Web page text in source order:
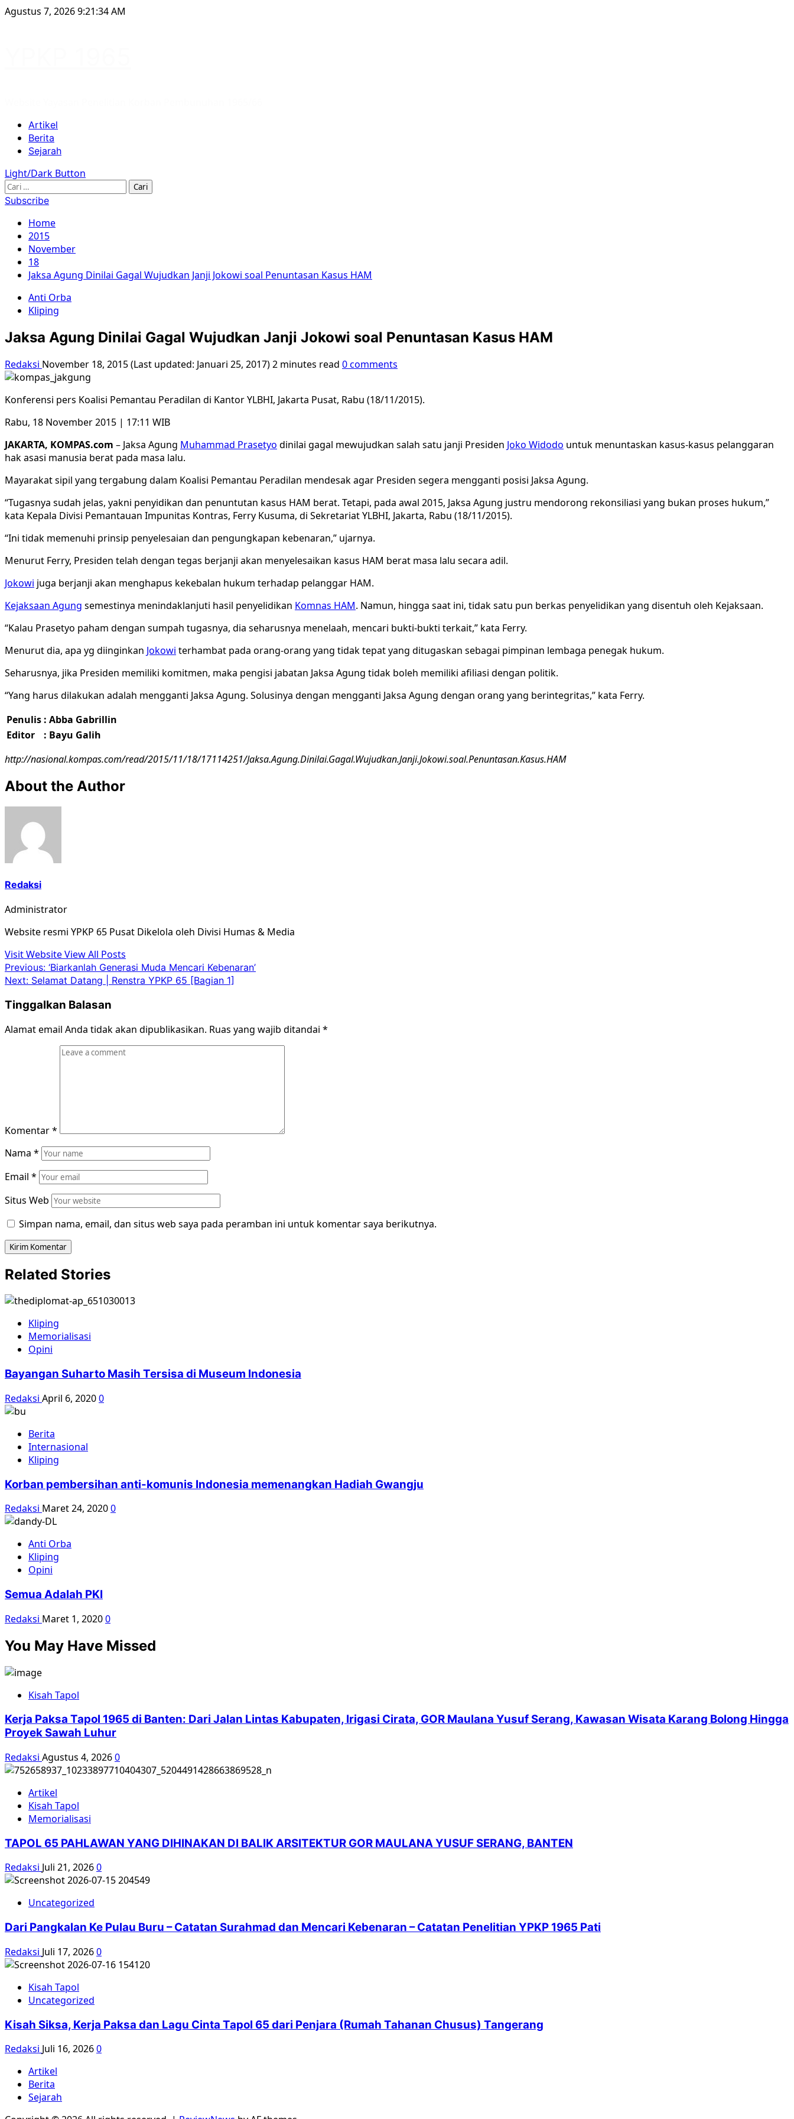
Skip
Agustus 7, 20269:21:35 AM
Primary
Menu
Artikel
Berita
Sejarah
Light/Dark Button
Cari
untuk:
Subscribe
Home
2015
November
18
Jaksa Agung Dinilai Gagal Wujudkan Janji Jokowi soal Penuntasan Kasus HAM
Anti Orba
Kliping
Jaksa Agung Dinilai Gagal Wujudkan Janji Jokowi soal Penuntasan Kasus HAM
Redaksi November 18, 2015 (Last updated: Januari 25, 2017)2 minutes read 0 comments
Konferensi pers Koalisi Pemantau Peradilan di Kantor YLBHI, Jakarta Pusat, Rabu (18/11/2015).
Rabu, 18 November 2015 | 17:11 WIB
JAKARTA, KOMPAS.com – Jaksa Agung Muhammad Prasetyo dinilai gagal mewujudkan salah satu janji Presiden Joko Widodo untuk menuntaskan kasus-kasus pelanggaran
hak asasi manusia berat pada masa lalu.
Mayarakat sipil yang tergabung dalam Koalisi Pemantau Peradilan mendesak agar Presiden segera mengganti posisi Jaksa Agung.
“Tugasnya sudah jelas, yakni penyidikan dan penuntutan kasus HAM berat. Tetapi, pada awal 2015, Jaksa Agung justru mendorong rekonsiliasi yang bukan proses hukum,”
kata Kepala Divisi Pemantauan Impunitas Kontras, Ferry Kusuma, di Sekretariat YLBHI, Jakarta, Rabu (18/11/2015).
“Ini tidak memenuhi prinsip penyelesaian dan pengungkapan kebenaran,” ujarnya.
Menurut Ferry, Presiden telah dengan tegas berjanji akan menyelesaikan kasus HAM berat masa lalu secara adil.
Jokowi juga berjanji akan menghapus kekebalan hukum terhadap pelanggar HAM.
Kejaksaan Agung semestinya menindaklanjuti hasil penyelidikan Komnas HAM. Namun, hingga saat ini, tidak satu pun berkas penyelidikan yang disentuh oleh Kejaksaan.
“Kalau Prasetyo paham dengan sumpah tugasnya, dia seharusnya menelaah, mencari bukti-bukti terkait,” kata Ferry.
Menurut dia, apa yg diinginkan Jokowi terhambat pada orang-orang yang tidak tepat yang ditugaskan sebagai pimpinan lembaga penegak hukum.
Seharusnya, jika Presiden memiliki komitmen, maka pengisi jabatan Jaksa Agung tidak boleh memiliki afiliasi dengan politik.
“Yang harus dilakukan adalah mengganti Jaksa Agung. Solusinya dengan mengganti Jaksa Agung dengan orang yang berintegritas,” kata Ferry.
Penulis : Abba Gabrillin
Editor
: Bayu Galih
http://nasional.kompas.com/read/2015/11/18/17114251/Jaksa.Agung.Dinilai.Gagal.Wujudkan.Janji.Jokowi.soal.Penuntasan.Kasus.HAM
About the Author
Redaksi
Administrator
Website resmi YPKP 65 Pusat Dikelola oleh Divisi Humas & Media
Visit WebsiteView All Posts
Post
navigation
Previous: ‘Biarkanlah Generasi Muda Mencari Kebenaran’
Next: Selamat Datang | Renstra YPKP 65 [Bagian 1]
Tinggalkan Balasan
Alamat email Anda tidak akan dipublikasikan. Ruas yang wajib ditandai *
Komentar*
Nama *
Email *
Situs Web
Simpan nama, email, dan situs web saya pada peramban ini untuk komentar saya berikutnya.
Related Stories
Kliping
Memorialisasi
Opini
Bayangan Suharto Masih Tersisa di Museum Indonesia
Redaksi April 6, 20200
Berita
Internasional
Kliping
Korban pembersihan anti-komunis Indonesia memenangkan Hadiah Gwangju
Redaksi Maret 24, 20200
Anti Orba
Kliping
Opini
Semua Adalah PKI
Redaksi Maret 1, 20200
You May Have Missed
Kisah Tapol
Kerja Paksa Tapol 1965 di Banten: Dari Jalan Lintas Kabupaten, Irigasi Cirata, GOR Maulana Yusuf Serang, Kawasan Wisata Karang Bolong Hingga
Proyek Sawah Luhur
Redaksi Agustus 4, 20260
Artikel
Kisah Tapol
Memorialisasi
TAPOL 65 PAHLAWAN YANG DIHINAKAN DI BALIK ARSITEKTUR GOR MAULANA YUSUF SERANG, BANTEN
Redaksi Juli 21, 20260
Uncategorized
Dari Pangkalan Ke Pulau Buru – Catatan Surahmad dan Mencari Kebenaran – Catatan Penelitian YPKP 1965 Pati
Redaksi Juli 17, 20260
Kisah Tapol
Uncategorized
Kisah Siksa, Kerja Paksa dan Lagu Cinta Tapol 65 dari Penjara (Rumah Tahanan Chusus) Tangerang
Redaksi Juli 16, 20260
Artikel
Berita
Sejarah